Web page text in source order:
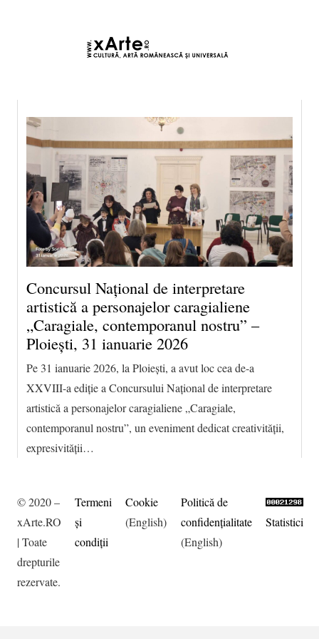
Concursul Național de interpretare
artistică a personajelor caragialiene
„Caragiale, contemporanul nostru” –
Ploiești, 31 ianuarie 2026
Pe 31 ianuarie 2026, la Ploiești, a avut loc cea de-a
XXVIII-a ediție a Concursului Național de interpretare
artistică a personajelor caragialiene „Caragiale,
contemporanul nostru”, un eveniment dedicat creativității,
expresivității…
© 2020 –
xArte.RO
| Toate
drepturile
rezervate.
Termeni
şi
condiţii
Cookie
(English)
Politică de
confidențialitate
(English)
Statistici